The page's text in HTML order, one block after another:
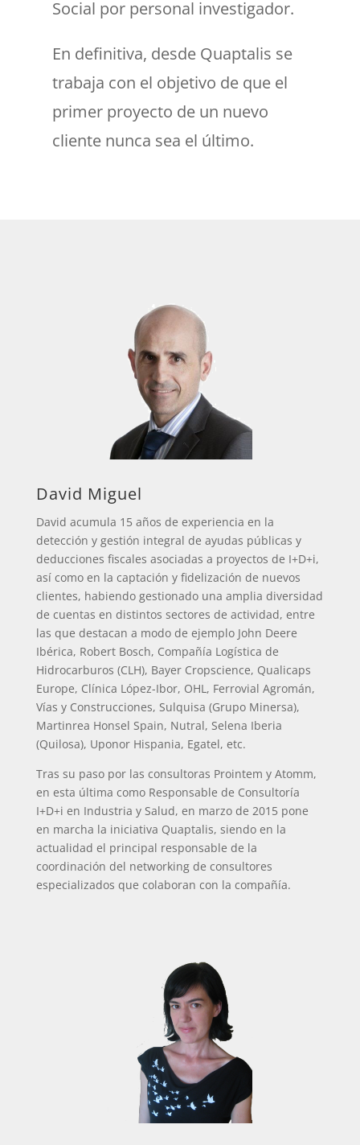
Social por personal investigador.
En definitiva, desde Quaptalis se
trabaja con el objetivo de que el
primer proyecto de un nuevo
cliente nunca sea el último.
David Miguel
David acumula 15 años de experiencia en la
detección y gestión integral de ayudas públicas y
deducciones fiscales asociadas a proyectos de I+D+i,
así como en la captación y fidelización de nuevos
clientes, habiendo gestionado una amplia diversidad
de cuentas en distintos sectores de actividad, entre
las que destacan a modo de ejemplo John Deere
Ibérica, Robert Bosch, Compañía Logística de
Hidrocarburos (CLH), Bayer Cropscience, Qualicaps
Europe, Clínica López-Ibor, OHL, Ferrovial Agromán,
Vías y Construcciones, Sulquisa (Grupo Minersa),
Martinrea Honsel Spain, Nutral, Selena Iberia
(Quilosa), Uponor Hispania, Egatel, etc.
Tras su paso por las consultoras Prointem y Atomm,
en esta última como Responsable de Consultoría
I+D+i en Industria y Salud, en marzo de 2015 pone
en marcha la iniciativa Quaptalis, siendo en la
actualidad el principal responsable de la
coordinación del networking de consultores
especializados que colaboran con la compañía.